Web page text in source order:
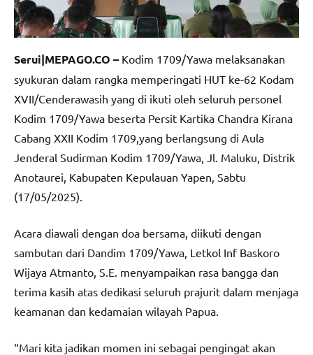
Serui|MEPAGO.CO – Kodim 1709/Yawa melaksanakan
syukuran dalam rangka memperingati HUT ke-62 Kodam
XVII/Cenderawasih yang di ikuti oleh seluruh personel
Kodim 1709/Yawa beserta Persit Kartika Chandra Kirana
Cabang XXII Kodim 1709,yang berlangsung di Aula
Jenderal Sudirman Kodim 1709/Yawa, Jl. Maluku, Distrik
Anotaurei, Kabupaten Kepulauan Yapen, Sabtu
(17/05/2025).
Acara diawali dengan doa bersama, diikuti dengan
sambutan dari Dandim 1709/Yawa, Letkol Inf Baskoro
Wijaya Atmanto, S.E. menyampaikan rasa bangga dan
terima kasih atas dedikasi seluruh prajurit dalam menjaga
keamanan dan kedamaian wilayah Papua.
“Mari kita jadikan momen ini sebagai pengingat akan